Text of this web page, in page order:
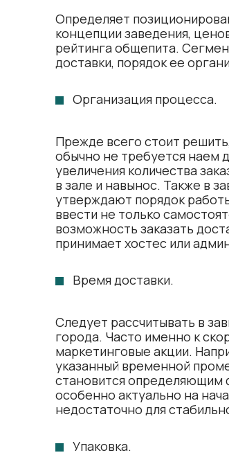
Определяет
концепции заведения,
рейтинга общепита.
доставки, порядок ее
Организация процесса.
Прежде всего стоит
обычно не требуется наем
увеличения количества
в зале и навынос. Также в
утверждают порядок
ввести не только
возможность заказать
принимает хостес или
Время доставки.
Следует рассчитывать в
города. Часто именно к
маркетинговые акции.
указанный временной
становится определяющим
особенно актуально на
недостаточно для
Упаковка.